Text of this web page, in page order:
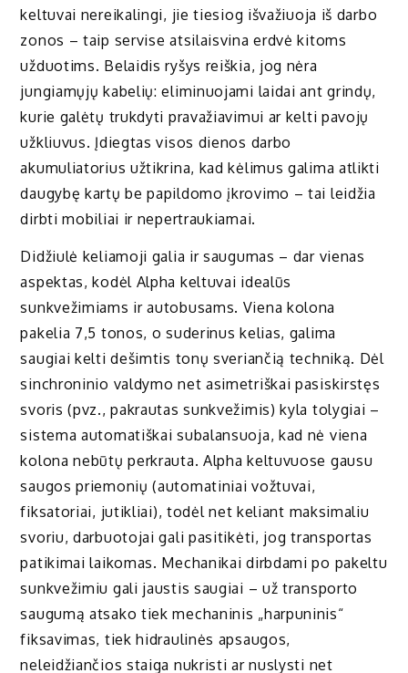
keltuvai nereikalingi, jie tiesiog išvažiuoja iš darbo
zonos – taip servise atsilaisvina erdvė kitoms
užduotims. Belaidis ryšys reiškia, jog nėra
jungiamųjų kabelių: eliminuojami laidai ant grindų,
kurie galėtų trukdyti pravažiavimui ar kelti pavojų
užkliuvus. Įdiegtas visos dienos darbo
akumuliatorius užtikrina, kad kėlimus galima atlikti
daugybę kartų be papildomo įkrovimo – tai leidžia
dirbti mobiliai ir nepertraukiamai.
Didžiulė keliamoji galia ir saugumas – dar vienas
aspektas, kodėl Alpha keltuvai idealūs
sunkvežimiams ir autobusams. Viena kolona
pakelia 7,5 tonos, o suderinus kelias, galima
saugiai kelti dešimtis tonų sveriančią techniką. Dėl
sinchroninio valdymo net asimetriškai pasiskirstęs
svoris (pvz., pakrautas sunkvežimis) kyla tolygiai –
sistema automatiškai subalansuoja, kad nė viena
kolona nebūtų perkrauta. Alpha keltuvuose gausu
saugos priemonių (automatiniai vožtuvai,
fiksatoriai, jutikliai), todėl net keliant maksimaliu
svoriu, darbuotojai gali pasitikėti, jog transportas
patikimai laikomas. Mechanikai dirbdami po pakeltu
sunkvežimiu gali jaustis saugiai – už transporto
saugumą atsako tiek mechaninis „harpuninis“
fiksavimas, tiek hidraulinės apsaugos,
neleidžiančios staiga nukristi ar nuslysti net